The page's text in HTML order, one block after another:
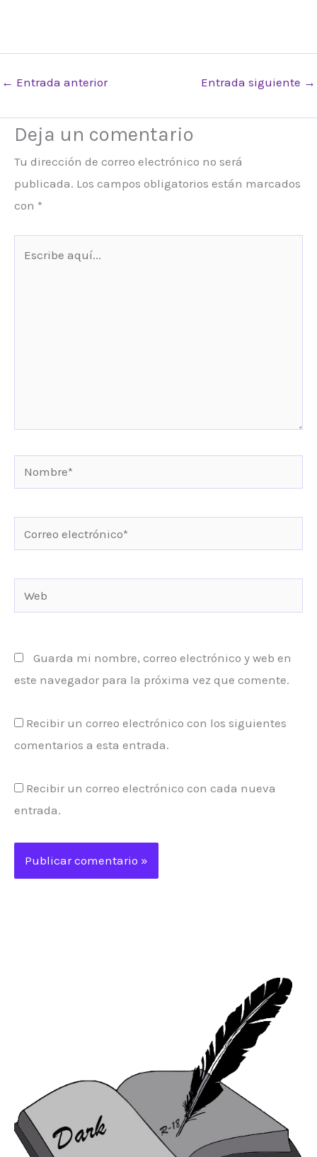
← Entrada anterior Entrada siguiente →
Deja un comentario
Tu dirección de correo electrónico no será
publicada. Los campos obligatorios están marcados
con *
Nombre*
electrónico*
Guarda mi nombre, correo electrónico y web en
este navegador para la próxima vez que comente.
Recibir un correo electrónico con los siguientes
comentarios a esta entrada.
Recibir un correo electrónico con cada nueva
entrada.